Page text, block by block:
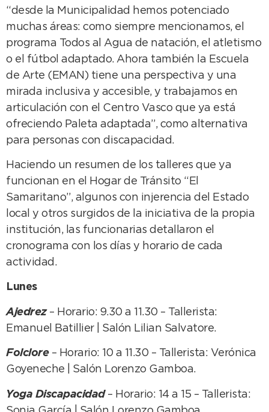
“desde la Municipalidad hemos potenciado
muchas áreas: como siempre mencionamos, el
programa Todos al Agua de natación, el atletismo
o el fútbol adaptado. Ahora también la Escuela
de Arte (EMAN) tiene una perspectiva y una
mirada inclusiva y accesible, y trabajamos en
articulación con el Centro Vasco que ya está
ofreciendo Paleta adaptada”, como alternativa
para personas con discapacidad.
Haciendo un resumen de los talleres que ya
funcionan en el Hogar de Tránsito “El
Samaritano”, algunos con injerencia del Estado
local y otros surgidos de la iniciativa de la propia
institución, las funcionarias detallaron el
cronograma con los días y horario de cada
actividad.
Lunes
Ajedrez– Horario: 9.30 a 11.30 – Tallerista:
Emanuel Batillier | Salón Lilian Salvatore.
Folclore– Horario: 10 a 11.30 – Tallerista: Verónica
Goyeneche | Salón Lorenzo Gamboa.
Yoga Discapacidad– Horario: 14 a 15 – Tallerista: